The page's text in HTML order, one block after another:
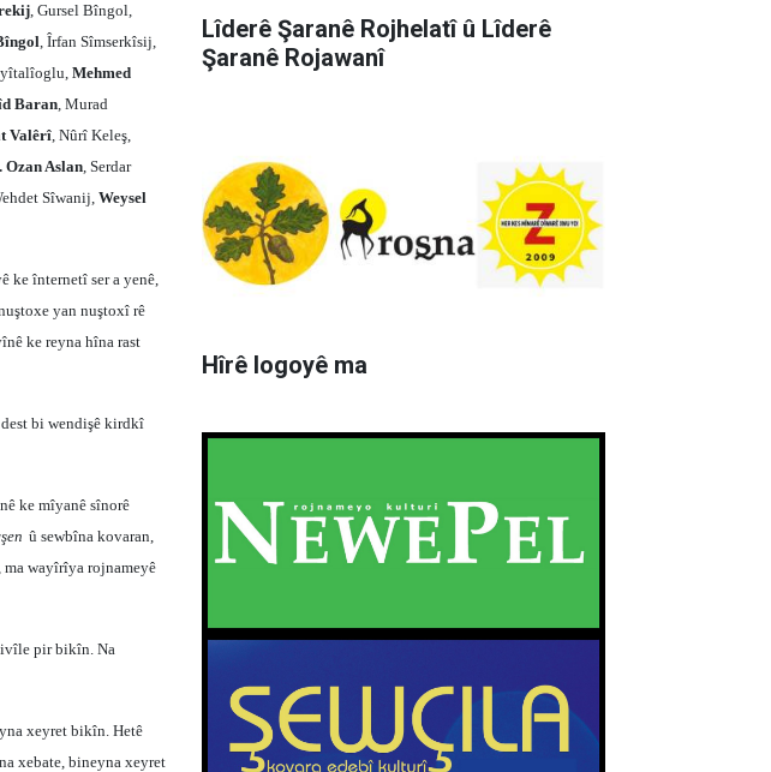
, Gursel Bîngol,
, Îrfan Sîmserkîsij,
Mehmed
Baran, Murad
Valêrî, Nûrî Keleş,
Ozan Aslan, Serdar
Sîwanij, Weysel
ke înternetî ser a yenê,
yan nuştoxî rê
ke reyna hîna rast
bi wendişê kirdkî
ke mîyanê sînorê
û sewbîna kovaran,
wayîrîya rojnameyê
pir bikîn. Na
xeyret bikîn. Hetê
xebate, bineyna xeyret
Lîderê Şaranê Rojhelatî û Lîderê
Şaranê Rojawanî
Hîrê logoyê ma